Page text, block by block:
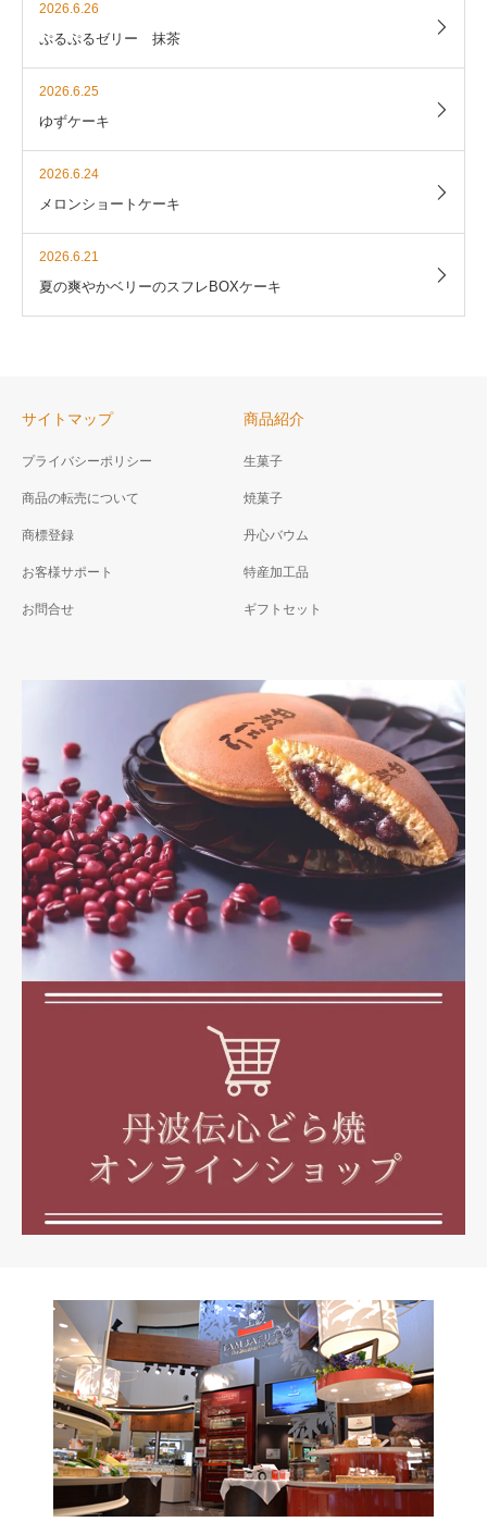
2026.6.26
ぷるぷるゼリー 抹茶
2026.6.25
ゆずケーキ
2026.6.24
メロンショートケーキ
2026.6.21
夏の爽やかベリーのスフレBOXケーキ
サイトマップ
プライバシーポリシー
商品の転売について
商標登録
お客様サポート
お問合せ
商品紹介
生菓子
焼菓子
丹心バウム
特産加工品
ギフトセット